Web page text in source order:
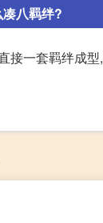
八羁绊?
接一套羁绊成